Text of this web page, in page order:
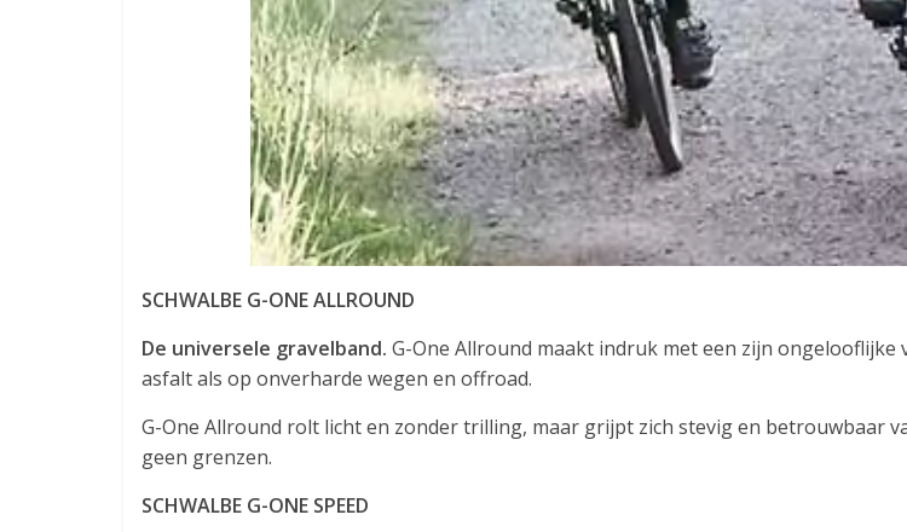
SCHWALBE G-ONE ALLROUND
De universele gravelband. G-One Allround maakt indruk met een zijn
asfalt als op onverharde wegen en offroad.
G-One Allround rolt licht en zonder trilling, maar grijpt zich stevig en betrouwbaar
geen grenzen.
SCHWALBE G-ONE SPEED